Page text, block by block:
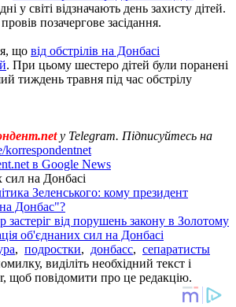
у світі відзначають день захисту дітей.
позачергове засідання.
що від обстрілів на Донбасі
. При цьому шестеро дітей були поранені
тиждень травня під час обстрілу
у Telegram. Підписуйтесь на
korrespondentnet
в Google News
сил на Донбасі
Зеленського: кому президент
Донбас"?
застеріг від порушень закону в Золотому
об'єднаних сил на Донбасі
, подростки, донбасс, сепаратисты
виділіть необхідний текст і
щоб повідомити про це редакцію.